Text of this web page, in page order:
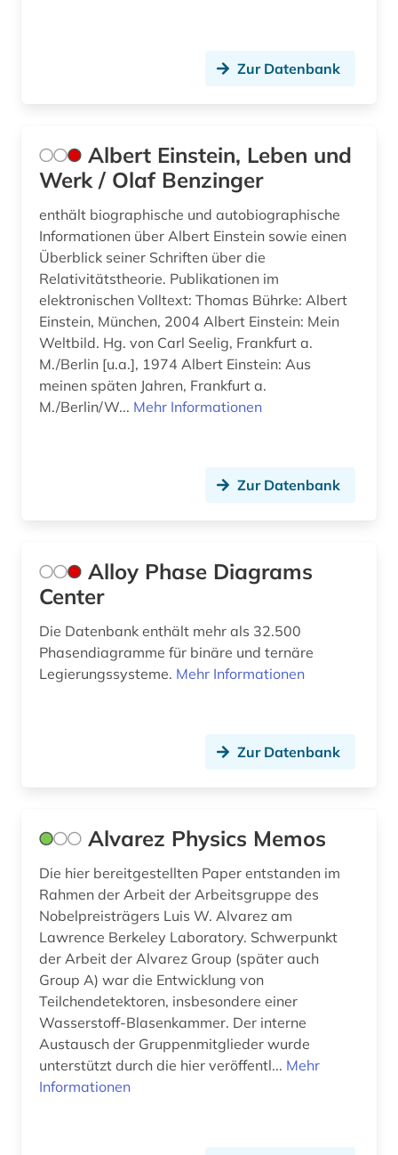
gebrauchsmusterrecht (3)
general knowledge (1)
general topics for engineers (1)
generative ki (1)
genetik (1)
geobiologie (1)
geochemie (2)
geodynamik (1)
geodäsie (1)
geometrie (1)
geophysik (6)
geosystem (1)
geschützte topographien (1)
gesteinskunde (1)
gesundheitswesen (1)
gesundheitswissenschaften (1)
gewerbliche schutzrechte (4)
gewerblicher rechtsschutz (5)
glossar (1)
Zur Datenbank
Albert Einstein, Leben und
Werk / Olaf Benzinger
enthält biographische und autobiographische
Informationen über Albert Einstein sowie einen
Überblick seiner Schriften über die
Relativitätstheorie. Publikationen im
elektronischen Volltext: Thomas Bührke: Albert
Einstein, München, 2004 Albert Einstein: Mein
Weltbild. Hg. von Carl Seelig, Frankfurt a.
M./Berlin [u.a.], 1974 Albert Einstein: Aus
meinen späten Jahren, Frankfurt a.
M./Berlin/W... Mehr Informationen
Zur Datenbank
Alloy Phase Diagrams
Center
Die Datenbank enthält mehr als 32.500
Phasendiagramme für binäre und ternäre
Legierungssysteme. Mehr Informationen
Zur Datenbank
Alvarez Physics Memos
Die hier bereitgestellten Paper entstanden im
Rahmen der Arbeit der Arbeitsgruppe des
Nobelpreisträgers Luis W. Alvarez am
Lawrence Berkeley Laboratory. Schwerpunkt
der Arbeit der Alvarez Group (später auch
Group A) war die Entwicklung von
Teilchendetektoren, insbesondere einer
Wasserstoff-Blasenkammer. Der interne
Austausch der Gruppenmitglieder wurde
unterstützt durch die hier veröffentl... Mehr
Informationen